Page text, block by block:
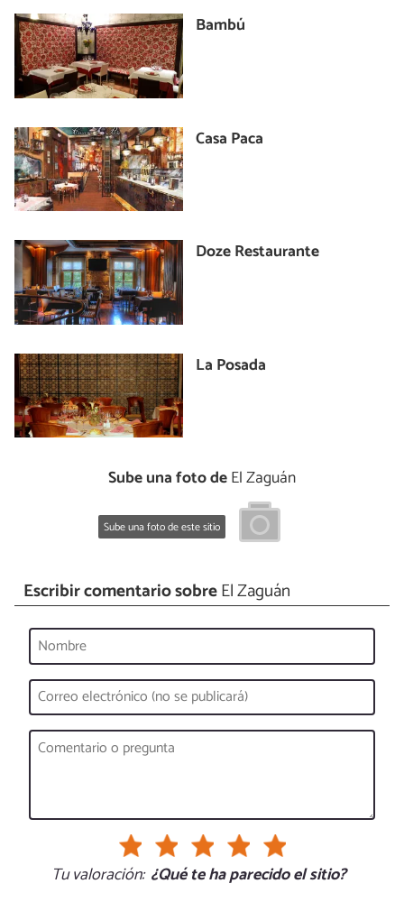
Bambú
Casa Paca
Doze Restaurante
La Posada
Sube una foto deEl Zaguán
Sube una foto de este sitio
Escribir comentario sobreEl Zaguán
Tu valoración: ¿Qué te ha parecido el sitio?